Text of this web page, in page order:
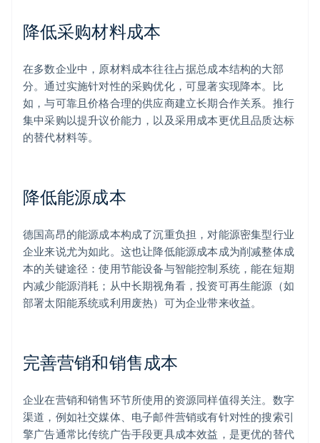
降低采购材料成本
在多数企业中，原材料成本往往占据总成本结构的大部
分。通过实施针对性的采购优化，可显著实现降本。比
如，与可靠且价格合理的供应商建立长期合作关系。推行
集中采购以提升议价能力，以及采用成本更优且品质达标
的替代材料等。
降低能源成本
德国高昂的能源成本构成了沉重负担，对能源密集型行业
企业来说尤为如此。这也让降低能源成本成为削减整体成
本的关键途径：使用节能设备与智能控制系统，能在短期
内减少能源消耗；从中长期视角看，投资可再生能源（如
部署太阳能系统或利用废热）可为企业带来收益。
完善营销和销售成本
企业在营销和销售环节所使用的资源同样值得关注。数字
渠道，例如社交媒体、电子邮件营销或有针对性的搜索引
擎广告通常比传统广告手段更具成本效益，是更优的替代